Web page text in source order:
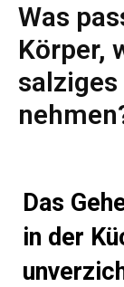
Was
Körper,
salziges
Das
in der